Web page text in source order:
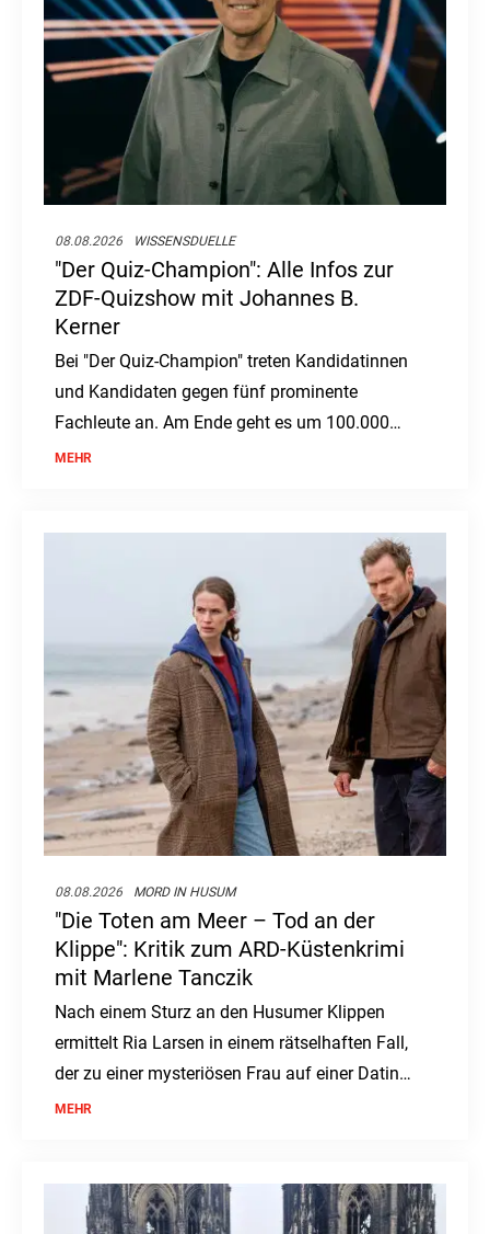
08.08.2026 WISSENSDUELLE
"Der Quiz-Champion": Alle Infos zur
ZDF-Quizshow mit Johannes B.
Kerner
Bei "Der Quiz-Champion" treten Kandidatinnen
und Kandidaten gegen fünf prominente
Fachleute an. Am Ende geht es um 100.000
Euro.
MEHR
08.08.2026 MORD IN HUSUM
"Die Toten am Meer – Tod an der
Klippe": Kritik zum ARD-Küstenkrimi
mit Marlene Tanczik
Nach einem Sturz an den Husumer Klippen
ermittelt Ria Larsen in einem rätselhaften Fall,
der zu einer mysteriösen Frau auf einer Dating-
App führt.
MEHR